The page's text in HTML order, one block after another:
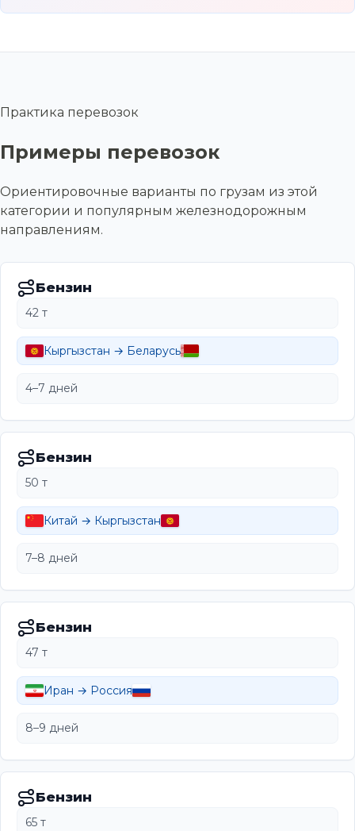
Практика перевозок
Примеры перевозок
Ориентировочные варианты по грузам из этой
категории и популярным железнодорожным
направлениям.
Бензин
42 т
Кыргызстан → Беларусь
4–7 дней
Бензин
50 т
Китай → Кыргызстан
7–8 дней
Бензин
47 т
Иран → Россия
8–9 дней
Бензин
65 т